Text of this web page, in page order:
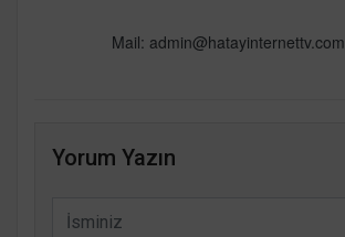
Mail: admin@hatayinternettv.com
Yorum Yazın